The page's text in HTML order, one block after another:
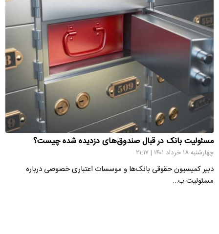
مسئولیت بانک در قبال صندوق‌های دزدیده شده چیست؟
چهارشنبه ۱۸ خرداد ۱۴۰۱ | ۲۱:۱۷
دبیر کمیسیون حقوقی بانک‌ها و موسسات اعتباری خصوصی درباره
مسئولیت ب…